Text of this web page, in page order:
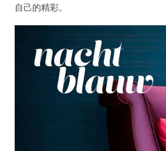
自己的精彩。